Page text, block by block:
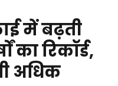
में बढ़ती
का रिकॉर्ड,
अधिक